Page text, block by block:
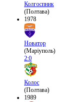
Колгоспник
(Полтава)
1978
Новатор
(Маріуполь)
2:0
Колос
(Полтава)
1989